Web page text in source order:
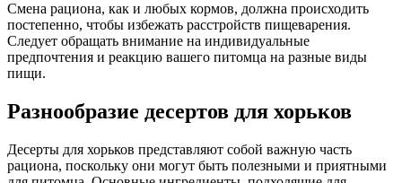
Смена рациона, как и любых кормов, должна происходить
постепенно, чтобы избежать расстройств пищеварения.
Следует обращать внимание на индивидуальные
предпочтения и реакцию вашего питомца на разные виды
пищи.
Разнообразие десертов для хорьков
Десерты для хорьков представляют собой важную часть
рациона, поскольку они могут быть полезными и приятными